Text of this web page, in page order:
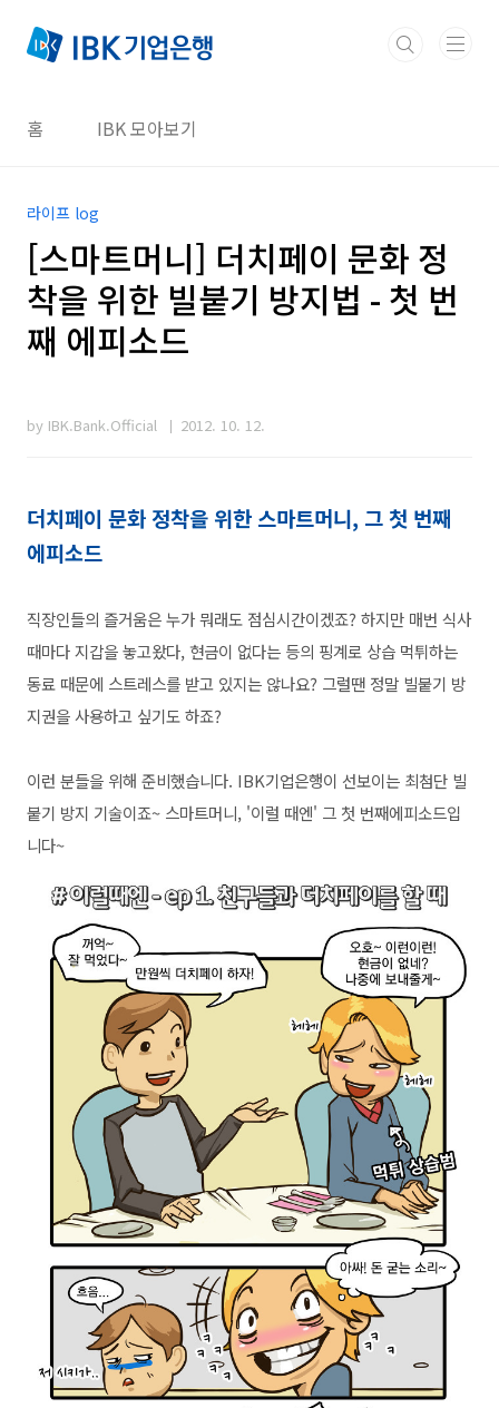
홈 IBK 모아보기
라이프 log
[스마트머니] 더치페이 문화 정
착을 위한 빌붙기 방지법 - 첫 번
째 에피소드
by IBK.Bank.Official 2012. 10. 12.
더치페이 문화 정착을 위한 스마트머니, 그 첫 번째
에피소드
직장인들의 즐거움은 누가 뭐래도 점심시간이겠죠? 하지만 매번 식사
때마다 지갑을 놓고왔다, 현금이 없다는 등의 핑계로 상습 먹튀하는
동료 때문에 스트레스를 받고 있지는 않나요? 그럴땐 정말 빌붙기 방
지권을 사용하고 싶기도 하죠?
이런 분들을 위해 준비했습니다. IBK기업은행이 선보이는 최첨단 빌
붙기 방지 기술이죠~ 스마트머니, '이럴 때엔' 그 첫 번째에피소드입
니다~